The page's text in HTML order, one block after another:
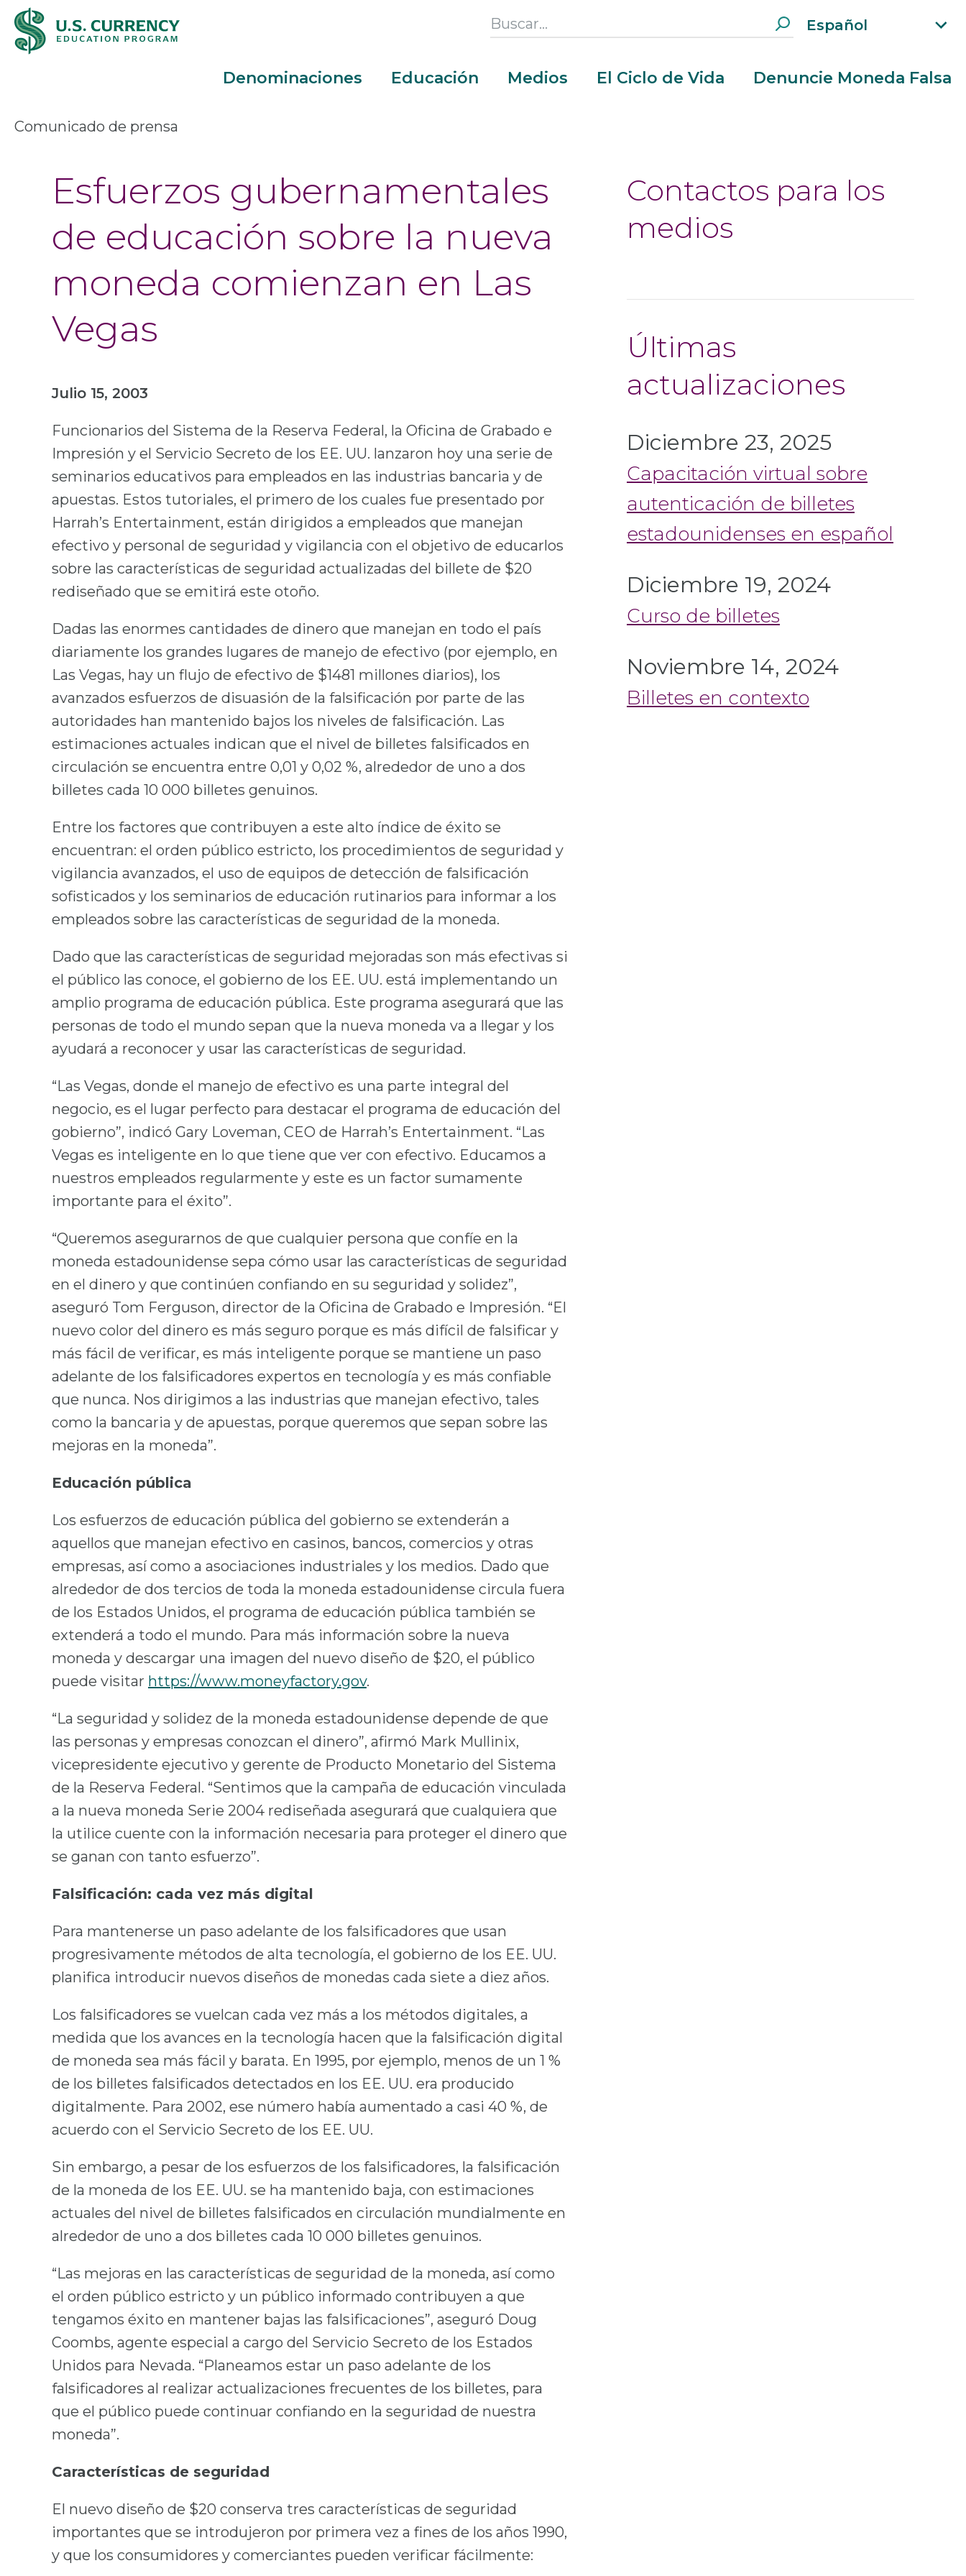
Pasar
al
contenido
Accessibility
Statement
Search
Section
Español
d
Menu
Denominaciones Educación Medios El Ciclo de Vida Denuncie Moneda Falsa
Comunicado de prensa
Esfuerzos gubernamentales
de educación sobre la nueva
moneda comienzan en Las
Vegas
Julio 15, 2003
Funcionarios del Sistema de la Reserva Federal, la Oficina de Grabado e
Impresión y el Servicio Secreto de los EE. UU. lanzaron hoy una serie de
seminarios educativos para empleados en las industrias bancaria y de
apuestas. Estos tutoriales, el primero de los cuales fue presentado por
Harrah’s Entertainment, están dirigidos a empleados que manejan
efectivo y personal de seguridad y vigilancia con el objetivo de educarlos
sobre las características de seguridad actualizadas del billete de $20
rediseñado que se emitirá este otoño.
Dadas las enormes cantidades de dinero que manejan en todo el país
diariamente los grandes lugares de manejo de efectivo (por ejemplo, en
Las Vegas, hay un flujo de efectivo de $1481 millones diarios), los
avanzados esfuerzos de disuasión de la falsificación por parte de las
autoridades han mantenido bajos los niveles de falsificación. Las
estimaciones actuales indican que el nivel de billetes falsificados en
circulación se encuentra entre 0,01 y 0,02 %, alrededor de uno a dos
billetes cada 10 000 billetes genuinos.
Entre los factores que contribuyen a este alto índice de éxito se
encuentran: el orden público estricto, los procedimientos de seguridad y
vigilancia avanzados, el uso de equipos de detección de falsificación
sofisticados y los seminarios de educación rutinarios para informar a los
empleados sobre las características de seguridad de la moneda.
Dado que las características de seguridad mejoradas son más efectivas si
el público las conoce, el gobierno de los EE. UU. está implementando un
amplio programa de educación pública. Este programa asegurará que las
personas de todo el mundo sepan que la nueva moneda va a llegar y los
ayudará a reconocer y usar las características de seguridad.
“Las Vegas, donde el manejo de efectivo es una parte integral del
negocio, es el lugar perfecto para destacar el programa de educación del
gobierno”, indicó Gary Loveman, CEO de Harrah’s Entertainment. “Las
Vegas es inteligente en lo que tiene que ver con efectivo. Educamos a
nuestros empleados regularmente y este es un factor sumamente
importante para el éxito”.
“Queremos asegurarnos de que cualquier persona que confíe en la
moneda estadounidense sepa cómo usar las características de seguridad
en el dinero y que continúen confiando en su seguridad y solidez”,
aseguró Tom Ferguson, director de la Oficina de Grabado e Impresión. “El
nuevo color del dinero es más seguro porque es más difícil de falsificar y
más fácil de verificar, es más inteligente porque se mantiene un paso
adelante de los falsificadores expertos en tecnología y es más confiable
que nunca. Nos dirigimos a las industrias que manejan efectivo, tales
como la bancaria y de apuestas, porque queremos que sepan sobre las
mejoras en la moneda”.
Educación pública
Los esfuerzos de educación pública del gobierno se extenderán a
aquellos que manejan efectivo en casinos, bancos, comercios y otras
empresas, así como a asociaciones industriales y los medios. Dado que
alrededor de dos tercios de toda la moneda estadounidense circula fuera
de los Estados Unidos, el programa de educación pública también se
extenderá a todo el mundo. Para más información sobre la nueva
moneda y descargar una imagen del nuevo diseño de $20, el público
puede visitar https://www.moneyfactory.gov.
“La seguridad y solidez de la moneda estadounidense depende de que
las personas y empresas conozcan el dinero”, afirmó Mark Mullinix,
vicepresidente ejecutivo y gerente de Producto Monetario del Sistema
de la Reserva Federal. “Sentimos que la campaña de educación vinculada
a la nueva moneda Serie 2004 rediseñada asegurará que cualquiera que
la utilice cuente con la información necesaria para proteger el dinero que
se ganan con tanto esfuerzo”.
Falsificación: cada vez más digital
Para mantenerse un paso adelante de los falsificadores que usan
progresivamente métodos de alta tecnología, el gobierno de los EE. UU.
planifica introducir nuevos diseños de monedas cada siete a diez años.
Los falsificadores se vuelcan cada vez más a los métodos digitales, a
medida que los avances en la tecnología hacen que la falsificación digital
de moneda sea más fácil y barata. En 1995, por ejemplo, menos de un 1 %
de los billetes falsificados detectados en los EE. UU. era producido
digitalmente. Para 2002, ese número había aumentado a casi 40 %, de
acuerdo con el Servicio Secreto de los EE. UU.
Sin embargo, a pesar de los esfuerzos de los falsificadores, la falsificación
de la moneda de los EE. UU. se ha mantenido baja, con estimaciones
actuales del nivel de billetes falsificados en circulación mundialmente en
alrededor de uno a dos billetes cada 10 000 billetes genuinos.
“Las mejoras en las características de seguridad de la moneda, así como
el orden público estricto y un público informado contribuyen a que
tengamos éxito en mantener bajas las falsificaciones”, aseguró Doug
Coombs, agente especial a cargo del Servicio Secreto de los Estados
Unidos para Nevada. “Planeamos estar un paso adelante de los
falsificadores al realizar actualizaciones frecuentes de los billetes, para
que el público puede continuar confiando en la seguridad de nuestra
moneda”.
Características de seguridad
El nuevo diseño de $20 conserva tres características de seguridad
importantes que se introdujeron por primera vez a fines de los años 1990,
y que los consumidores y comerciantes pueden verificar fácilmente:
Contactos para los
medios
Últimas
actualizaciones
Diciembre 23, 2025
Capacitación virtual sobre
autenticación de billetes
estadounidenses en español
Diciembre 19, 2024
Curso de billetes
Noviembre 14, 2024
Billetes en contexto